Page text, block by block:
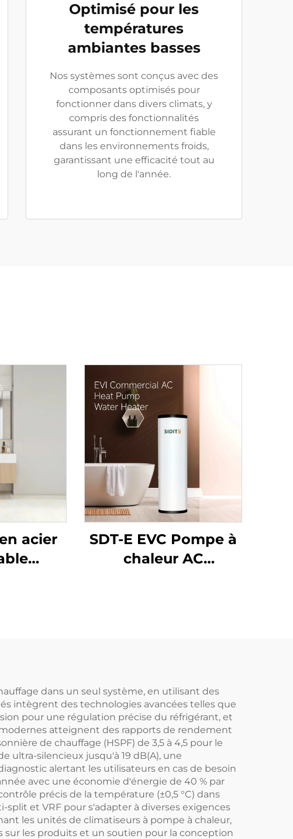
Optimisé pour les
températures
ambiantes basses
Nos systèmes sont conçus avec des
composants optimisés pour
fonctionner dans divers climats, y
compris des fonctionnalités
assurant un fonctionnement fiable
dans les environnements froids,
garantissant une efficacité tout au
long de l'année.
acier
et
SDT-E EVC Pompe à
chaleur AC
Galvanisé pour les
ménages
dans un seul système, en utilisant des
intègrent des technologies avancées telles que
pour une régulation précise du réfrigérant, et
atteignent des rapports de rendement
de chauffage (HSPF) de 3,5 à 4,5 pour le
silencieux jusqu'à 19 dB(A), une
alertant les utilisateurs en cas de besoin
avec une économie d'énergie de 40 % par
précis de la température (±0,5 °C) dans
et VRF pour s'adapter à diverses exigences
les unités de climatiseurs à pompe à chaleur,
les produits et un soutien pour la conception